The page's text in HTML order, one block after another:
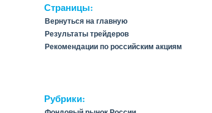
Страницы:
Вернуться на главную
Результаты трейдеров
Рекомендации по российским акциям
Рубрики: